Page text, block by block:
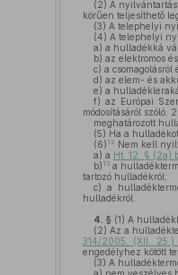
(2) A
körűen teljesíthető
(3) A telephelyi
(4) A telephelyi
a) a hulladékká
b) az elektromos
c) a
d) az elem- és
e) a
f) az Európai
módosításáról szóló,
meghatározott
(5) Ha a
(6) 12 Nem kell
a) a Ht. 12. § (2a)
b) 13a
tartozó hulladékról;
c) a
hulladékról.
4. § (1) A
(2) Az a
314/2005. (XII. 25.)
engedélyhez kötött
(3) A